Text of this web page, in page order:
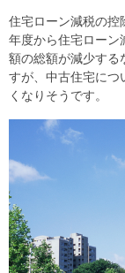
マ
ン
件
料
査
定
案内（首
都圏）
つ
経営ビジ
ョン
沿革
ック版）
情報
法人のお客さま
提携企業にお勤
住宅ローン減税の控
年度から住宅ローン
額の総額が減少する
すが、中古住宅につ
くなりそうです。